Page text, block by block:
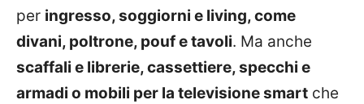
per ingresso, soggiorni e living, come
divani, poltrone, pouf e tavoli. Ma anche
scaffali e librerie, cassettiere, specchi e
armadi o mobili per la televisione smart che